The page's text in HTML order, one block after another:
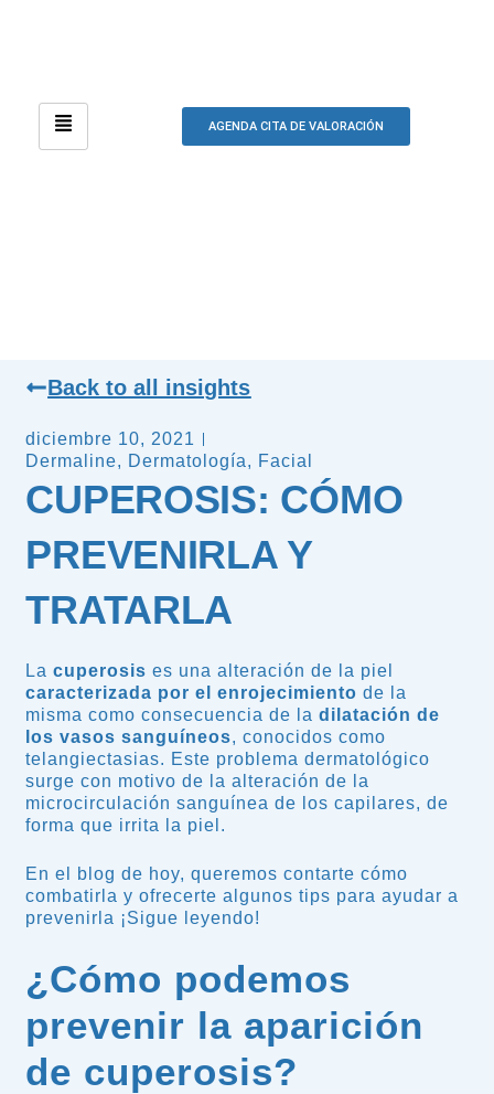
AGENDA CITA DE VALORACIÓN
Back to all insights
diciembre 10, 2021
Dermaline, Dermatología, Facial
CUPEROSIS: CÓMO
PREVENIRLA Y
TRATARLA
Lacuperosis es una alteración de la piel
caracterizada por el enrojecimiento de la
misma como consecuencia de ladilatación de
los vasos sanguíneos, conocidos como
telangiectasias. Este problema dermatológico
surge con motivo de la alteración de la
microcirculación sanguínea de los capilares, de
forma que irrita la piel.
En el blog de hoy, queremos contarte cómo
combatirla y ofrecerte algunos tips para ayudar a
prevenirla ¡Sigue leyendo!
¿Cómo podemos
prevenir la aparición
de cuperosis?